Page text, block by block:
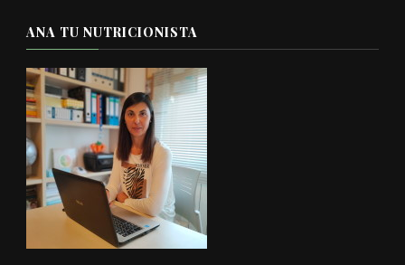
ANA TU NUTRICIONISTA